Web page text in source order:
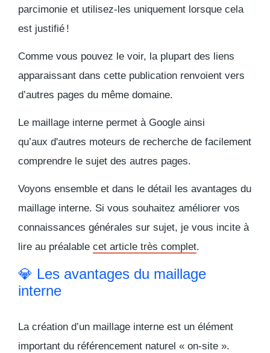
parcimonie et utilisez-les uniquement lorsque cela
est justifié !
Comme vous pouvez le voir, la plupart des liens
apparaissant dans cette publication renvoient vers
d’autres pages du même domaine.
Le maillage interne permet à Google ainsi
qu’aux d'autres moteurs de recherche de facilement
comprendre le sujet des autres pages.
Voyons ensemble et dans le détail les avantages du
maillage interne. Si vous souhaitez améliorer vos
connaissances générales sur sujet, je vous incite à
lire au préalable cet article très complet.
💎 Les avantages du maillage
interne
La création d’un maillage interne est un élément
important du référencement naturel « on-site ».